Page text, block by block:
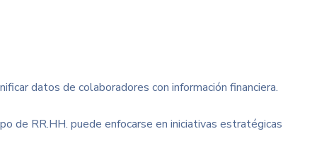
datos de colaboradores con información financiera.
de RR.HH. puede enfocarse en iniciativas estratégicas